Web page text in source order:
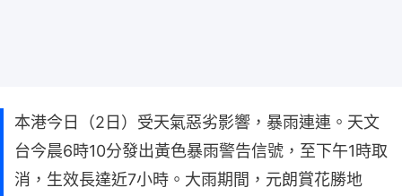
本港今日（2日）受天氣惡劣影響，暴雨連連。天文
台今晨6時10分發出黃色暴雨警告信號，至下午1時取
消，生效長達近7小時。大雨期間，元朗賞花勝地